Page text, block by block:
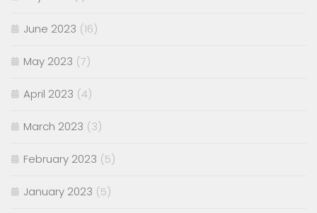
June 2023 (16)
May 2023 (7)
April 2023 (4)
March 2023 (3)
February 2023 (5)
January 2023 (5)